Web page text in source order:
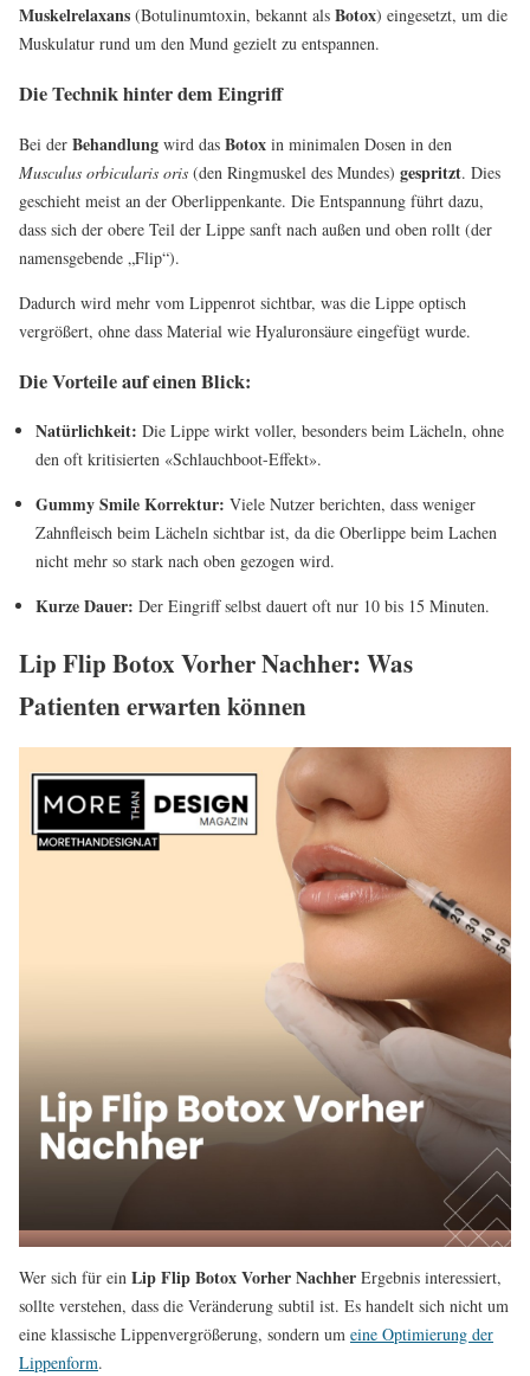
Muskelrelaxans (Botulinumtoxin, bekannt als Botox) eingesetzt, um die
Muskulatur rund um den Mund gezielt zu entspannen.
Die Technik hinter dem Eingriff
Bei der Behandlung wird das Botox in minimalen Dosen in den
Musculus orbicularis oris (den Ringmuskel des Mundes) gespritzt. Dies
geschieht meist an der Oberlippenkante. Die Entspannung führt dazu,
dass sich der obere Teil der Lippe sanft nach außen und oben rollt (der
namensgebende „Flip“).
Dadurch wird mehr vom Lippenrot sichtbar, was die Lippe optisch
vergrößert, ohne dass Material wie Hyaluronsäure eingefügt wurde.
Die Vorteile auf einen Blick:
Natürlichkeit: Die Lippe wirkt voller, besonders beim Lächeln, ohne
den oft kritisierten «Schlauchboot-Effekt».
Gummy Smile Korrektur: Viele Nutzer berichten, dass weniger
Zahnfleisch beim Lächeln sichtbar ist, da die Oberlippe beim Lachen
nicht mehr so stark nach oben gezogen wird.
Kurze Dauer: Der Eingriff selbst dauert oft nur 10 bis 15 Minuten.
Lip Flip Botox Vorher Nachher: Was
Patienten erwarten können
Wer sich für ein Lip Flip Botox Vorher Nachher Ergebnis interessiert,
sollte verstehen, dass die Veränderung subtil ist. Es handelt sich nicht um
eine klassische Lippenvergrößerung, sondern um eine Optimierung der
Lippenform.